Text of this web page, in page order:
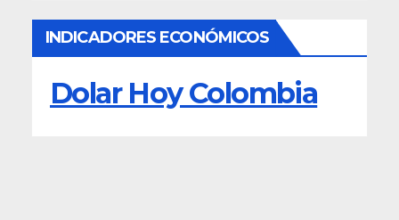
INDICADORES ECONÓMICOS
Dolar Hoy Colombia